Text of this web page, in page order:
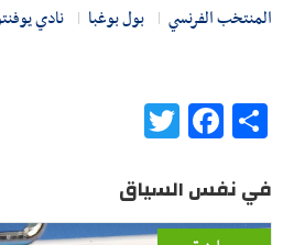
المنتخب الفرنسي بول بوغبا نادي
Share
Facebook
في نفس السياق